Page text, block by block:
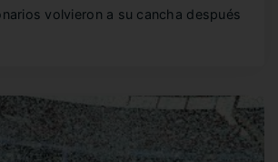
volvieron a su cancha después